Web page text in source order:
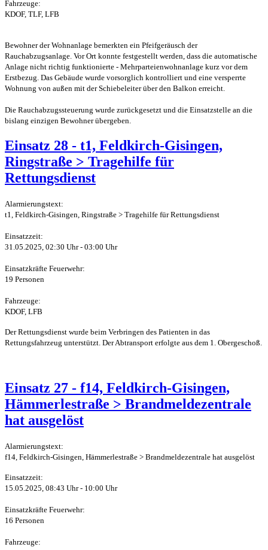
Fahrzeuge:
KDOF, TLF, LFB
Bewohner der Wohnanlage bemerkten ein Pfeifgeräusch der
Rauchabzugsanlage. Vor Ort konnte festgestellt werden, dass die automatische
Anlage nicht richtig funktionierte - Mehrparteienwohnanlage kurz vor dem
Erstbezug. Das Gebäude wurde vorsorglich kontrolliert und eine versperrte
Wohnung von außen mit der Schiebeleiter über den Balkon erreicht.
Die Rauchabzugssteuerung wurde zurückgesetzt und die Einsatzstelle an die
bislang einzigen Bewohner übergeben.
Einsatz 28 - t1, Feldkirch-Gisingen,
Ringstraße > Tragehilfe für
Rettungsdienst
Alarmierungstext:
t1, Feldkirch-Gisingen, Ringstraße > Tragehilfe für Rettungsdienst
Einsatzzeit:
31.05.2025, 02:30 Uhr - 03:00 Uhr
Einsatzkräfte Feuerwehr:
19 Personen
Fahrzeuge:
KDOF, LFB
Der Rettungsdienst wurde beim Verbringen des Patienten in das
Rettungsfahrzeug unterstützt. Der Abtransport erfolgte aus dem 1. Obergeschoß.
Einsatz 27 - f14, Feldkirch-Gisingen,
Hämmerlestraße > Brandmeldezentrale
hat ausgelöst
Alarmierungstext:
f14, Feldkirch-Gisingen, Hämmerlestraße > Brandmeldezentrale hat ausgelöst
Einsatzzeit:
15.05.2025, 08:43 Uhr - 10:00 Uhr
Einsatzkräfte Feuerwehr:
16 Personen
Fahrzeuge: